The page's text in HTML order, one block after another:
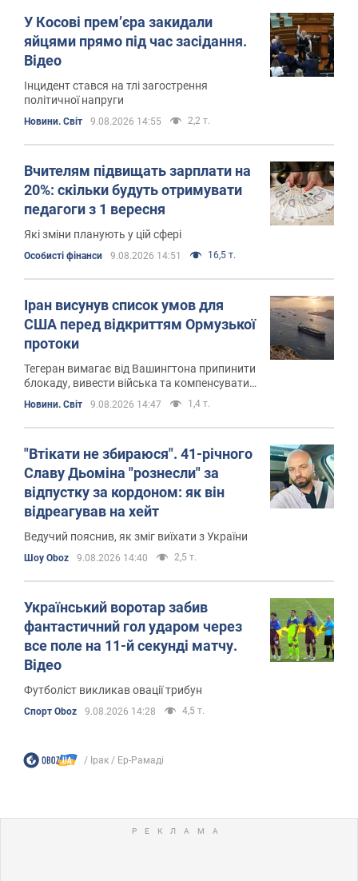
У Косові прем’єра закидали
яйцями прямо під час засідання.
Відео
Інцидент стався на тлі загострення
політичної напруги
Новини. Світ 9.08.2026 14:55 2,2 т.
Вчителям підвищать зарплати на
20%: скільки будуть отримувати
педагоги з 1 вересня
Які зміни планують у цій сфері
Особисті фінанси 9.08.2026 14:51 16,5 т.
Іран висунув список умов для
США перед відкриттям Ормузької
протоки
Тегеран вимагає від Вашингтона припинити
блокаду, вивести війська та компенсувати
збитки, завдані Ірану під час війни
Новини. Світ 9.08.2026 14:47 1,4 т.
"Втікати не збираюся". 41-річного
Славу Дьоміна "рознесли" за
відпустку за кордоном: як він
відреагував на хейт
Ведучий пояснив, як зміг виїхати з України
Шоу Oboz 9.08.2026 14:40 2,5 т.
Український воротар забив
фантастичний гол ударом через
все поле на 11-й секунді матчу.
Відео
Футболіст викликав овації трибун
Спорт Oboz 9.08.2026 14:28 4,5 т.
Ірак Ер-Рамаді